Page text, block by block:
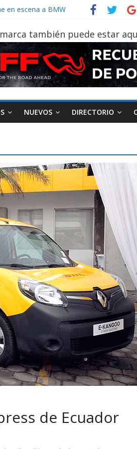
a la hora de decidir
días sin usar?
provincias en 8 días
rutas de La Vuelta
también puede estar
NUEVOS DIRECTORIO
de Ecuador
AEADE Motociclismo
Movilidad
Campaña busca cambiar
destino de los
en la región